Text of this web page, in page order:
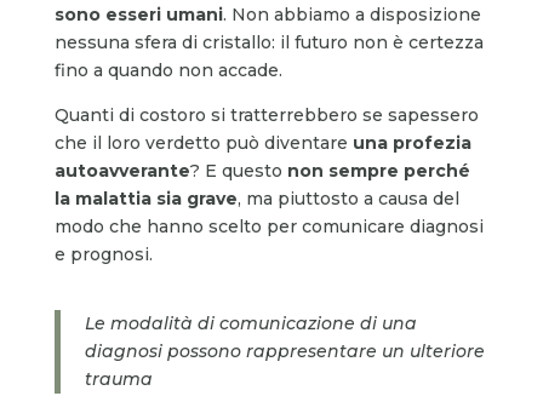
sono esseri umani. Non abbiamo a disposizione
nessuna sfera di cristallo: il futuro non è certezza
fino a quando non accade.
Quanti di costoro si tratterrebbero se sapessero
che il loro verdetto può diventare una profezia
autoavverante? E questo non sempre perché
la malattia sia grave, ma piuttosto a causa del
modo che hanno scelto per comunicare diagnosi
e prognosi.
Le modalità di comunicazione di una
diagnosi possono rappresentare un ulteriore
trauma